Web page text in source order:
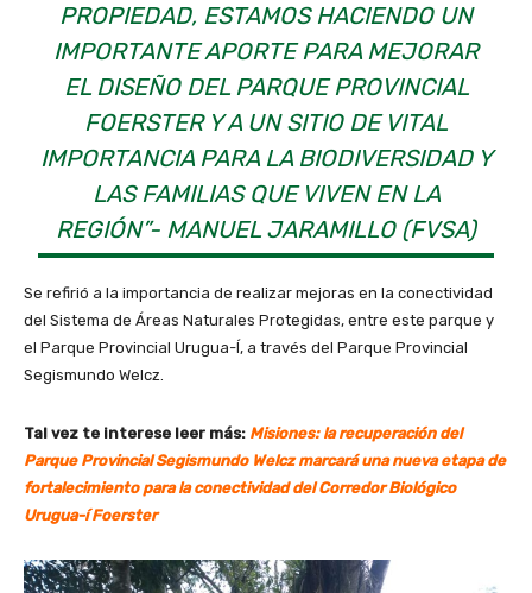
PROPIEDAD, ESTAMOS HACIENDO UN
IMPORTANTE APORTE PARA MEJORAR
EL DISEÑO DEL PARQUE PROVINCIAL
FOERSTER Y A UN SITIO DE VITAL
IMPORTANCIA PARA LA BIODIVERSIDAD Y
LAS FAMILIAS QUE VIVEN EN LA
REGIÓN”- MANUEL JARAMILLO (FVSA)
Se refirió a la importancia de realizar mejoras en la conectividad
del Sistema de Áreas Naturales Protegidas, entre este parque y
el Parque Provincial Urugua-Í, a través del Parque Provincial
Segismundo Welcz.
Tal vez te interese leer más: Misiones: la recuperación del
Parque Provincial Segismundo Welcz marcará una nueva etapa de
fortalecimiento para la conectividad del Corredor Biológico
Urugua-í Foerster